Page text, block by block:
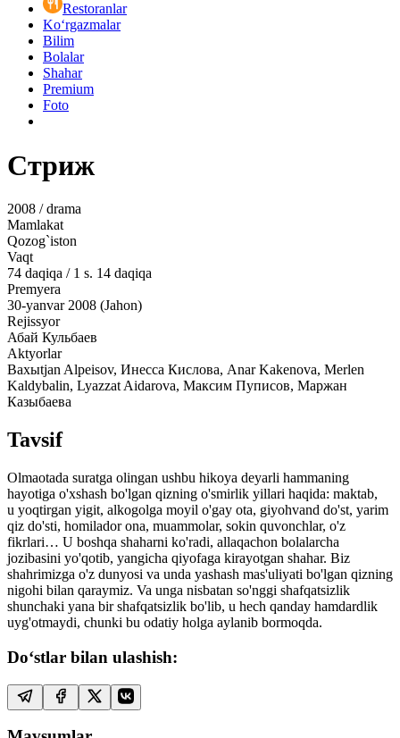
Restoranlar
Ko‘rgazmalar
Bilim
Bolalar
Shahar
Premium
Foto
Стриж
2008 / drama
Mamlakat
Qozog`iston
Vaqt
74 daqiqa / 1 s. 14 daqiqa
Premyera
30-yanvar 2008 (Jahon)
Rejissyor
Абай Кульбаев
Aktyorlar
Baxыtjan Alpeisov, Инесса Кислова, Anar Kakenova, Merlen
Kaldybalin, Lyazzat Aidarova, Максим Пуписов, Маржан
Казыбаева
Tavsif
Olmaotada suratga olingan ushbu hikoya deyarli hammaning
hayotiga o'xshash bo'lgan qizning o'smirlik yillari haqida: maktab,
u yoqtirgan yigit, alkogolga moyil o'gay ota, giyohvand do'st, yarim
qiz do'sti, homilador ona, muammolar, sokin quvonchlar, o'z
fikrlari… U boshqa shaharni ko'radi, allaqachon bolalarcha
jozibasini yo'qotib, yangicha qiyofaga kirayotgan shahar. Biz
shahrimizga o'z dunyosi va unda yashash mas'uliyati bo'lgan qizning
nigohi bilan qaraymiz. Va unga nisbatan so'nggi shafqatsizlik
shunchaki yana bir shafqatsizlik bo'lib, u hech qanday hamdardlik
uyg'otmaydi, chunki bu odatiy holga aylanib bormoqda.
Do‘stlar bilan ulashish: